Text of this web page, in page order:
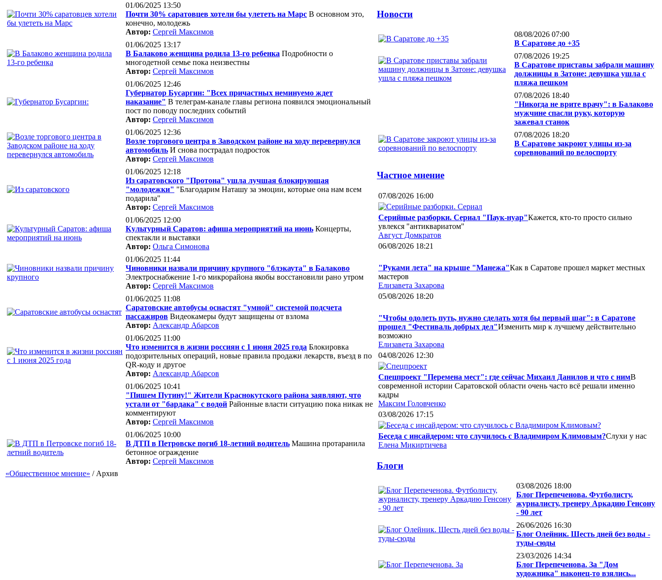
01/06/2025 13:50
Почти 30% саратовцев хотели бы улететь на Марс В основном это,
конечно, молодежь
Автор: Сергей Максимов
01/06/2025 13:17
В Балаково женщина родила 13-го ребенка Подробности о
многодетной семье пока неизвестны
Автор: Сергей Максимов
01/06/2025 12:46
Губернатор Бусаргин: "Всех причастных неминуемо ждет
наказание" В телеграм-канале главы региона появился эмоциональный
пост по поводу последних событий
Автор: Сергей Максимов
01/06/2025 12:36
Возле торгового центра в Заводском районе на ходу перевернулся
автомобиль И снова пострадал подросток
Автор: Сергей Максимов
01/06/2025 12:18
Из саратовского "Протона" ушла лучшая блокирующая
"молодежки" "Благодарим Наташу за эмоции, которые она нам всем
подарила"
Автор: Сергей Максимов
01/06/2025 12:00
Культурный Саратов: афиша мероприятий на июнь Концерты,
спектакли и выставки
Автор: Ольга Симонова
01/06/2025 11:44
Чиновники назвали причину крупного "блэкаута" в Балаково
Электроснабжение 1-го микрорайона якобы восстановили рано утром
Автор: Сергей Максимов
01/06/2025 11:08
Саратовские автобусы оснастят "умной" системой подсчета
пассажиров Видеокамеры будут защищены от взлома
Автор: Александр Абарсов
01/06/2025 11:00
Что изменится в жизни россиян с 1 июня 2025 года Блокировка
подозрительных операций, новые правила продажи лекарств, въезд в по
QR-коду и другое
Автор: Александр Абарсов
01/06/2025 10:41
"Пишем Путину!" Жители Краснокутского района заявляют, что
устали от "бардака" с водой Районные власти ситуацию пока никак не
комментируют
Автор: Сергей Максимов
01/06/2025 10:00
В ДТП в Петровске погиб 18-летний водитель Машина протаранила
бетонное ограждение
Автор: Сергей Максимов
«Общественное мнение» / Архив
Новости
08/08/2026 07:00
В Саратове до +35
07/08/2026 19:25
В Саратове приставы забрали машину
должницы в Затоне: девушка ушла с
пляжа пешком
07/08/2026 18:40
"Никогда не врите врачу": в Балаково
мужчине спасли руку, которую
зажевал станок
07/08/2026 18:20
В Саратове закроют улицы из-за
соревнований по велоспорту
Частное мнение
07/08/2026 16:00
Серийные разборки. Сериал "Паук-нуар"Кажется, кто-то просто сильно
увлекся "антиквариатом"
Август Домкратов
06/08/2026 18:21
"Руками лета" на крыше "Манежа"Как в Саратове прошел маркет местных
мастеров
Елизавета Захарова
05/08/2026 18:20
"Чтобы одолеть путь, нужно сделать хотя бы первый шаг": в Саратове
прошел "Фестиваль добрых дел"Изменить мир к лучшему действительно
возможно
Елизавета Захарова
04/08/2026 12:30
Спецпроект "Перемена мест": где сейчас Михаил Данилов и что с нимВ
современной истории Саратовской области очень часто всё решали именно
кадры
Максим Головченко
03/08/2026 17:15
Беседа с инсайдером: что случилось с Владимиром Климовым?Слухи у нас
Елена Микиртичева
Блоги
03/08/2026 18:00
Блог Перепеченова. Футболисту,
журналисту, тренеру Аркадию Генсону
- 90 лет
26/06/2026 16:30
Блог Олейник. Шесть дней без воды -
туды-сюды
23/03/2026 14:34
Блог Перепеченова. За "Дом
художника" наконец-то взялись...